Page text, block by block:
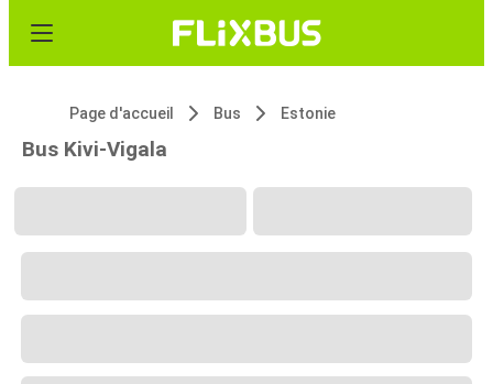
Page d'accueil Bus Estonie
Bus Kivi-Vigala